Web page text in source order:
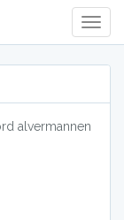
tonen
alvermannen